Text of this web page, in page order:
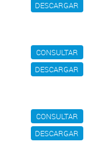
DESCARGAR
CONSULTAR
DESCARGAR
CONSULTAR
DESCARGAR